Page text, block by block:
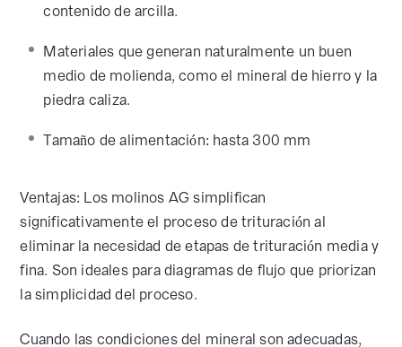
contenido de arcilla.
Materiales que generan naturalmente un buen
medio de molienda, como el mineral de hierro y la
piedra caliza.
Tamaño de alimentación: hasta 300 mm
Ventajas: Los molinos AG simplifican
significativamente el proceso de trituración al
eliminar la necesidad de etapas de trituración media y
fina. Son ideales para diagramas de flujo que priorizan
la simplicidad del proceso.
Cuando las condiciones del mineral son adecuadas,